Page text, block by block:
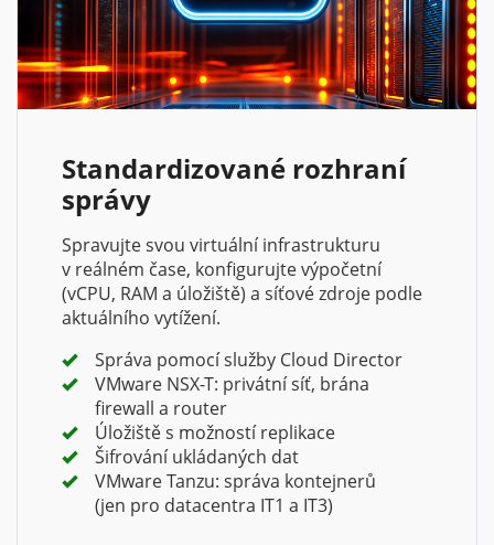
Standardizované rozhraní
správy
Spravujte svou virtuální infrastrukturu
v reálném čase, konfigurujte výpočetní
(vCPU, RAM a úložiště) a síťové zdroje podle
aktuálního vytížení.
Správa pomocí služby Cloud Director
VMware NSX-T: privátní síť, brána
firewall a router
Úložiště s možností replikace
Šifrování ukládaných dat
VMware Tanzu: správa kontejnerů
(jen pro datacentra IT1 a IT3)